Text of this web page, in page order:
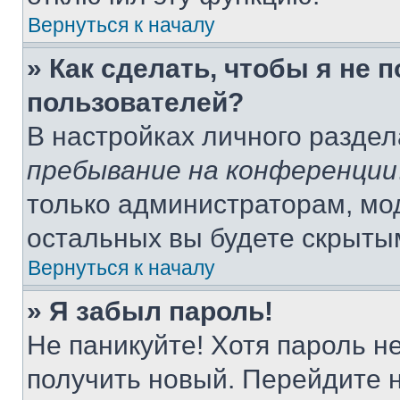
Вернуться к началу
» Как сделать, чтобы я не
пользователей?
В настройках личного
пребывание на конференции
только администраторам,
остальных вы будете
Вернуться к началу
» Я забыл пароль!
Не паникуйте! Хотя пароль
получить новый. Перейдите